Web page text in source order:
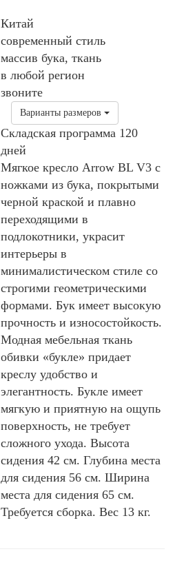
Китай
современный стиль
массив бука, ткань
в любой регион
звоните
Варианты размеров
Складская программа 120
дней
Мягкое кресло Arrow BL V3 с
ножками из бука, покрытыми
черной краской и плавно
переходящими в
подлокотники, украсит
интерьеры в
минималистическом стиле со
строгими геометрическими
формами. Бук имеет высокую
прочность и износостойкость.
Модная мебельная ткань
обивки «букле» придает
креслу удобство и
элегантность. Букле имеет
мягкую и приятную на ощупь
поверхность, не требует
сложного ухода. Высота
сидения 42 см. Глубина места
для сидения 56 см. Ширина
места для сидения 65 см.
Требуется сборка. Вес 13 кг.